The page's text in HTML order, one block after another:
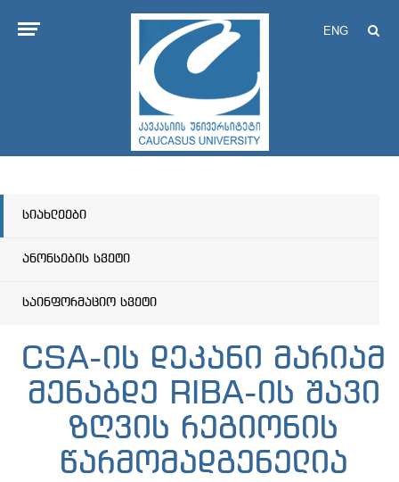
ENG
სიახლეები
ანონსების სვეტი
საინფორმაციო სვეტი
CSA-ის დეკანი მარიამ
მენაბდე RIBA-ის შავი
ზღვის რეგიონის
წარმომადგენელია